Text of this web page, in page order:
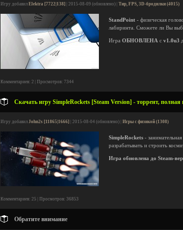
Игру добавил Elektra [7722|138] | 2015-08-09 (обновлено) | Тир, FPS, 3D-бродилки (4015)
StandPoint - физическая
лабиринта. Сможете ли Вы
Игра ОБНОВЛЕНА с v1.0u3
Комментариев: 2 | Просмотров: 7344
Скачать игру SimpleRockets [Steam Version] - торрент, полная
Игру добавил John2s [11865|1666] | 2015-08-04 (обновлено) | Игры с физикой (1308)
SimpleRockets -
разрабатывать и строить
Игра обновлена до Steam-
Комментариев: 25 | Просмотров: 36853
Обратите внимание